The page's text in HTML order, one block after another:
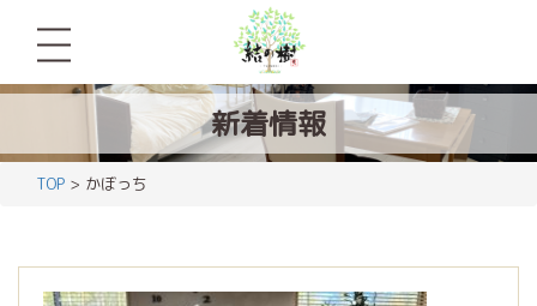
新着情報
TOP > かぼっち